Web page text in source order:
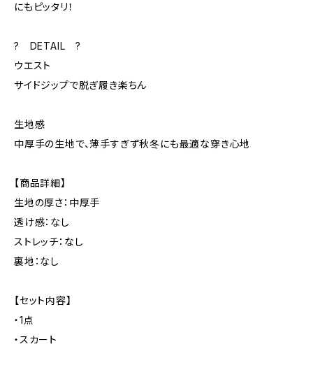
にもピッタリ！
? DETAIL ?
ウエスト
サイドジップで脱ぎ履き楽ちん
生地感
中厚手の生地で、薄手すぎず秋冬にも最適な穿き心地
【商品詳細】
生地の厚さ：中厚手
透け感：なし
ストレッチ：なし
裏地：なし
【セット内容】
・1点
・スカート